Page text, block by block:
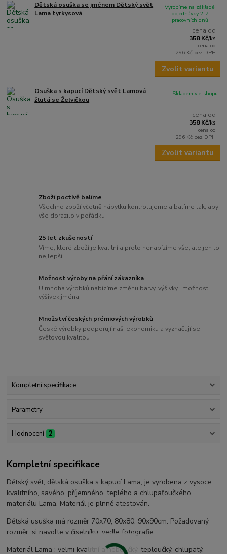
Dětská osuška se jménem Dětský svět
Lama tyrkysová
cena od
358 Kč/ks
cena od
296 Kč bez DPH
Vyrobíme na základě
objednávky 2-7
pracovních dnů
Zvolit variantu
Osuška s kapucí Dětský svět Lamová
žlutá se Želvičkou
cena od
358 Kč/ks
cena od
296 Kč bez DPH
Skladem v e-shopu
Zvolit variantu
Zboží poctivě balíme
Všechno zboží včetně nábytku kontrolujeme a balíme tak, aby
vše dorazilo v pořádku
25 let zkušeností
Víme, které zboží je kvalitní a proto nenabízíme vše, ale jen to
nejlepší
Možnost výroby na přání zákazníka
U mnoha výrobků nabízíme změnu barvy, výšivky i možnost
výšivek jména
Množství českých prémiových výrobků
České výrobky podporují naši ekonomiku a vyznačují se
světovou kvalitou
Kompletní specifikace
Parametry
Hodnocení 2
Kompletní specifikace
Dětský svět, dětská osuška s kapucí Lama, je vyrobena z vysoce
kvalitního, savého, příjemného, teplého a chlupaťoučkého
materiálu Lama. Materiál je plnně atestován.
Dětská usuška má rozměr 70x70, 80x80, 90x90cm. Požadovaný
rozměr, si navolte v číselníku, vedle fotografie.
Materiál Lama : velmi kvalitní a heboučký, teploučký, chlupatý,